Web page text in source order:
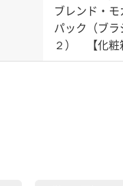
ブレンド・
パック（ブ
２） 【化粧